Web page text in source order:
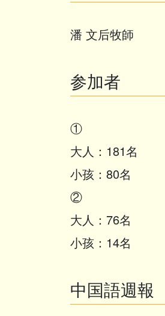
潘 文后牧師
参加者
①
大人：181名
小孩：80名
②
大人：76名
小孩：14名
中国語週報